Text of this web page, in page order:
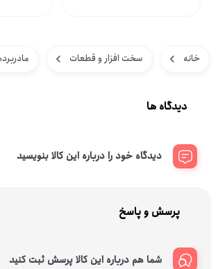
خانه سخت افزار و قطعات
دیدگاه ها
دیدگاه خود را درباره این کالا بنویسید
پرسش و پاسخ
شما هم درباره این کالا پرسش ثبت کنید